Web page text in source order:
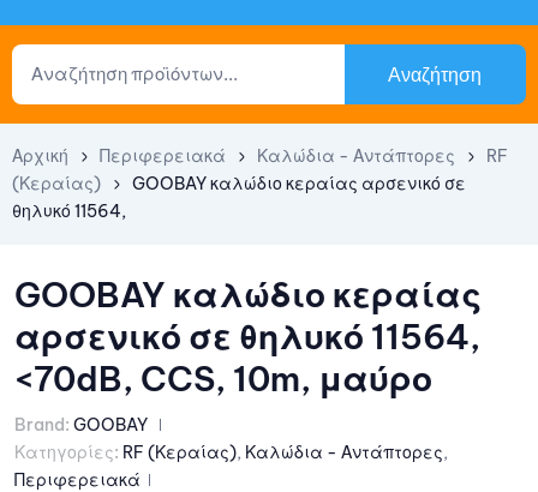
Αναζήτηση
Αρχική Περιφερειακά Καλώδια - Αντάπτορες
RF
(Κεραίας)
GOOBAY καλώδιο κεραίας αρσενικό σε
θηλυκό 11564,
GOOBAY καλώδιο κεραίας
αρσενικό σε θηλυκό 11564,
<70dB, CCS, 10m, μαύρο
Brand: GOOBAY
Κατηγορίες: RF (Κεραίας), Καλώδια - Αντάπτορες,
Περιφερειακά